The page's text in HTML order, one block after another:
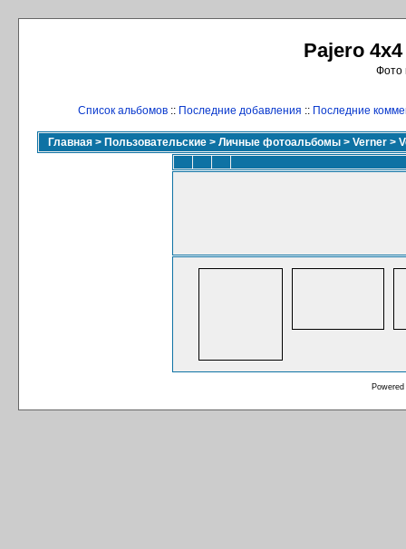
Pajero
Фото
Список альбомов :: Последние добавления :: Последние
Главная > Пользовательские > Личные фотоальбомы > Verner >